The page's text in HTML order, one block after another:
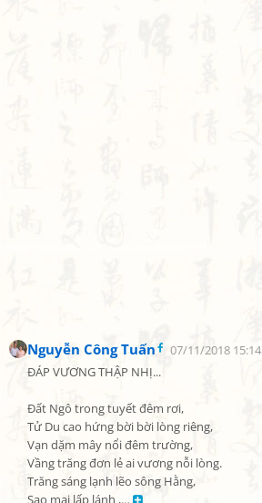
Nguyễn Công Tuấn
07/11/2018 15:14
ĐÁP VƯƠNG THẬP NHỊ...
Đất Ngô trong tuyết đêm rơi,
Tử Du cao hứng bời bời lòng riêng,
Vạn dặm mây nổi đêm trường,
Vầng trăng đơn lẻ ai vương nỗi lòng.
Trăng sáng lạnh lẽo sông Hằng,
Sao mai lấp lánh ,…